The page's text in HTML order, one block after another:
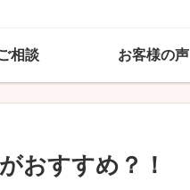
相談 お客様の声
おすすめ？！